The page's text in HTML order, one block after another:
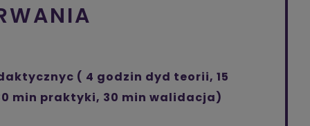
( 4 godzin dyd teorii, 15
min praktyki, 30 min walidacja)